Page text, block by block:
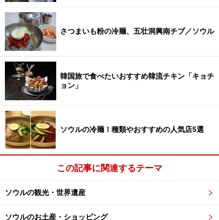
ガ/&#51333;&#47196;&#65299;&#44032;」駅まで約42
分の距離です。タクシーを利用する場合は、ソウル駅周
辺までは約40分ほどです。
ソウル中心部への移動アクセスは、タクシーやリムジンバ
ス、A,REXや地下鉄と多様です
やはりソウル市内にあるだけに、中心部までの距離・移
動時間ともに短くて済むのは金浦空港。特に、夜遅めの
到着や、荷物が多い場合も、仁川国際空港からタクシー
に乗車するのと比べれば、約半分程度の乗車料金となる
ので、これも大きなメリットの一つでしょう。また、金
浦国際空港は比較的小さい空港のため、巨大ハブ空港仁
川空港のように、空港内で迷うということはあまりあり
ません。
さつまいも粉の冷麺、五壮洞興南チプ／ソウル
韓国旅で食べたいおすすめ韓流チキン「キョチ
ョン」
ソウルの冷麺！種類やおすすめの人気店5選
この記事に関連するテーマ
ソウルの観光・世界遺産
ソウルのお土産・ショッピング